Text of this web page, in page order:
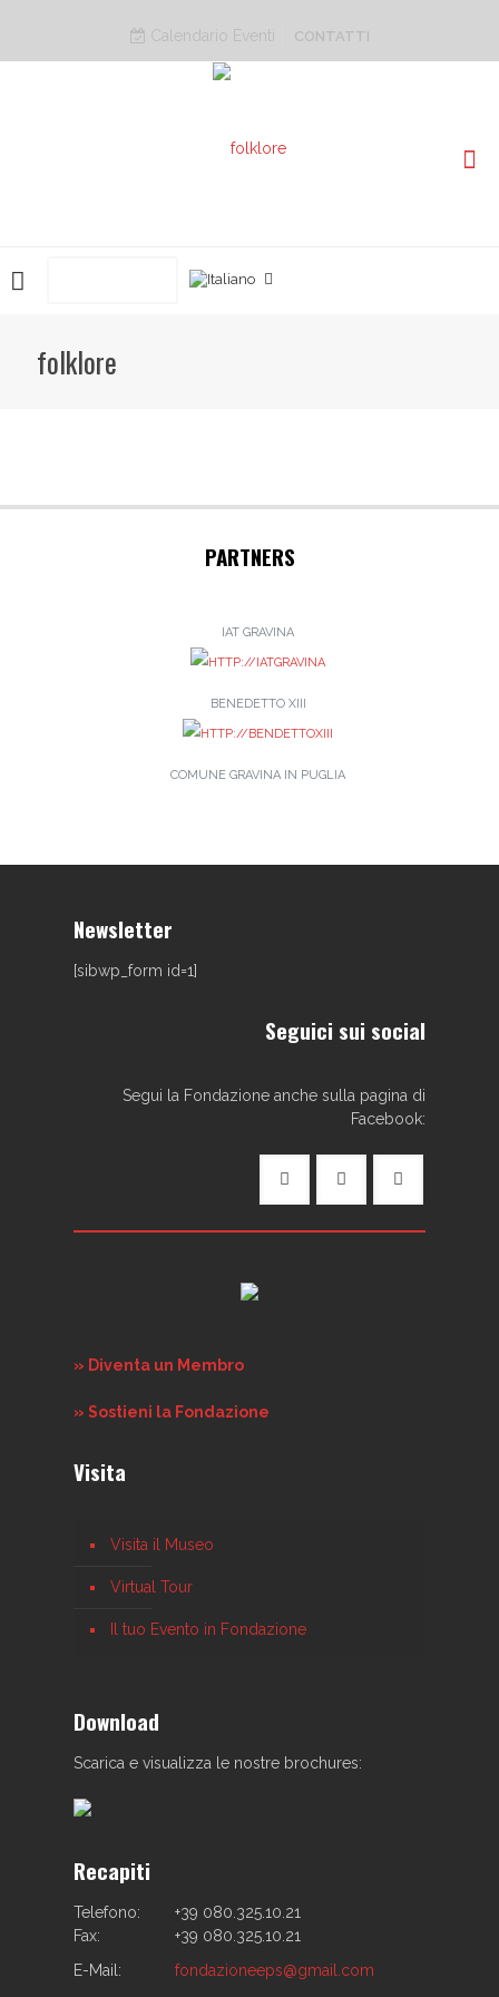
Calendario Eventi CONTATTI
folklore
PARTNERS
IAT GRAVINA
BENEDETTO XIII
COMUNE GRAVINA IN PUGLIA
Newsletter
[sibwp_form id=1]
Seguici sui social
Segui la Fondazione anche sulla pagina di
Facebook:
» Diventa un Membro
» Sostieni la Fondazione
Visita
Visita il Museo
Virtual Tour
Il tuo Evento in Fondazione
Download
Scarica e visualizza le nostre brochures:
Recapiti
Telefono:
+39 080.325.10.21
Fax:
+39 080.325.10.21
E-Mail:
fondazioneeps@gmail.com